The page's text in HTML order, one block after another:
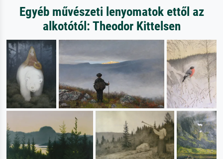
Egyéb művészeti lenyomatok ettől az
alkotótól: Theodor Kittelsen